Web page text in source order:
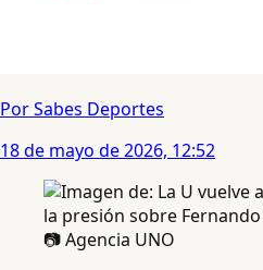
Por Sabes Deportes
18 de mayo de 2026, 12:52
📷 Agencia UNO